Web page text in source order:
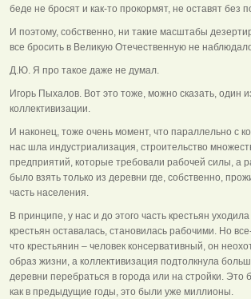
беде не бросят и как-то прокормят, не оставят без
И поэтому, собственно, ни такие масштабы
все бросить в Великую Отечественную не
Д.Ю. Я про такое даже не думал.
Игорь Пыхалов. Вот это тоже, можно сказать, один
коллективизации.
И наконец, тоже очень момент, что параллельно с
нас шла индустриализация, строительство
предприятий, которые требовали рабочей силы, а
было взять только из деревни где, собственно,
часть населения.
В принципе, у нас и до этого часть крестьян
крестьян оставалась, становилась рабочими. Но
что крестьянин – человек консервативный, он
образ жизни, а коллективизация подтолкнула
деревни перебраться в города или на стройки. Это
как в предыдущие годы, это были уже миллионы.